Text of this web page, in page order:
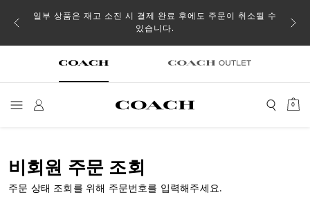
일부 상품은 재고 소진 시 결제 완료 후에도 주문이 취소될 수
있습니다.
0
비회원 주문 조회
주문 상태 조회를 위해 주문번호를 입력해주세요.